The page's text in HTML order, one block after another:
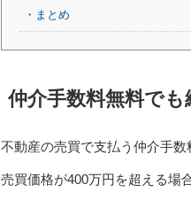
・まとめ
仲介手数料無料でも
不動産の売買で支払う仲介手数
売買価格が400万円を超える場